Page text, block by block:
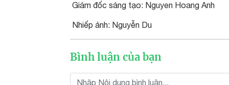
Giám đốc sáng tạo: Nguyen Hoang Anh
Nhiếp ảnh: Nguyễn Du
Bình luận của bạn